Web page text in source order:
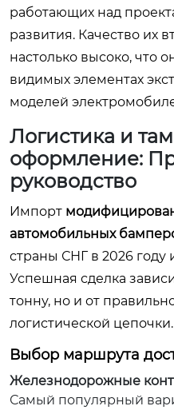
работающих над
развития. Качество их
настолько высоко, что
видимых элементах
моделей
Логистика и
оформление:
руководство
Импорт
автомобильных
страны СНГ в 2026
Успешная сделка
тонну, но и от
логистической цепочки.
Выбор маршрута
Железнодорожные
Самый популярный